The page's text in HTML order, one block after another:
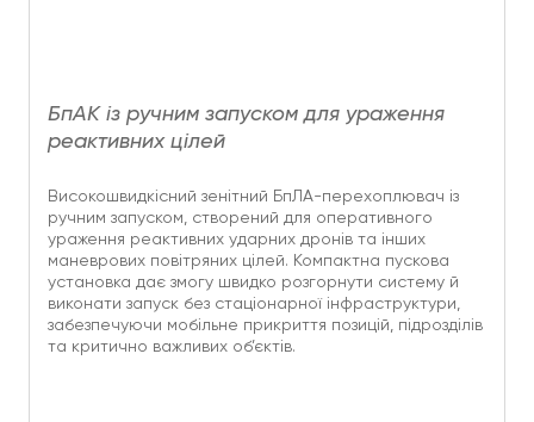
БпАК із ручним запуском для ураження
реактивних цілей
Високошвидкісний зенітний БпЛА-перехоплювач із
ручним запуском, створений для оперативного
ураження реактивних ударних дронів та інших
маневрових повітряних цілей. Компактна пускова
установка дає змогу швидко розгорнути систему й
виконати запуск без стаціонарної інфраструктури,
забезпечуючи мобільне прикриття позицій, підрозділів
та критично важливих об’єктів.